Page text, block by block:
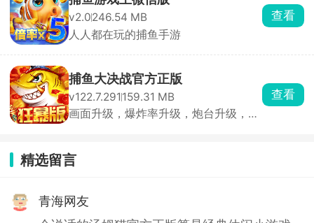
v2.0246.54 MB
人人都在玩的捕鱼手游
查看
捕鱼大决战官方正版
v122.7.291 159.31 MB
画面升级，爆炸率升级，炮台升级，玩
查看
精选留言
青海网友